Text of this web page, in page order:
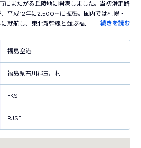
にまたがる丘陵地に開港しました。当初滑走路
平成12年に2,500mに拡張。国内では札幌・
就航し、東北新幹線と並ぶ福島の玄関口とし
から空港内にはウルトラマンに関する展示や
す。空港内には福島の名産や工芸品を扱うお
からは福島の主要駅のひとつ・郡山駅へのリ
。低額で利用できる乗合タクシーも便利で
…続きを読む
福島空港
福島県石川郡玉川村
FKS
RJSF